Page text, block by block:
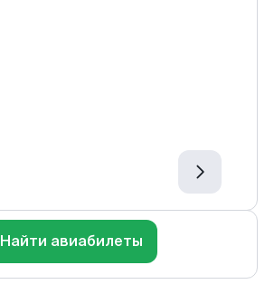
Найти авиабилеты